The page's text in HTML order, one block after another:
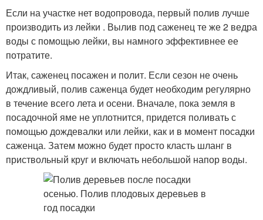
Если на участке нет водопровода, первый полив лучше
производить из лейки . Вылив под саженец те же 2 ведра
воды с помощью лейки, вы намного эффективнее ее
потратите.
Итак, саженец посажен и полит. Если сезон не очень
дождливый, полив саженца будет необходим регулярно
в течение всего лета и осени. Вначале, пока земля в
посадочной яме не уплотнится, придется поливать с
помощью дождевалки или лейки, как и в момент посадки
саженца. Затем можно будет просто класть шланг в
приствольный круг и включать небольшой напор воды.